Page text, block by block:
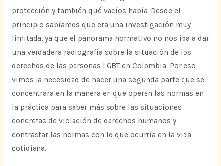
protección y también qué vacíos había. Desde el
principio sabíamos que era una investigación muy
limitada, ya que el panorama normativo no nos iba a dar
una verdadera radiografía sobre la situación de los
derechos de las personas LGBT en Colombia. Por eso
vimos la necesidad de hacer una segunda parte que se
concentrara en la manera en que operan las normas en
la práctica para saber más sobre las situaciones
concretas de violación de derechos humanos y
contrastar las normas con lo que ocurría en la vida
cotidiana.